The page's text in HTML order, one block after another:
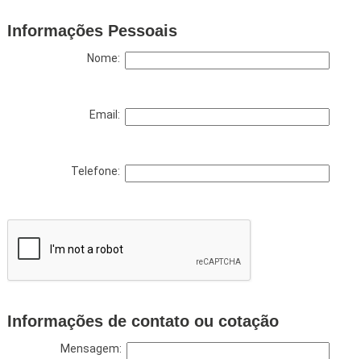
Informações Pessoais
Nome:
Email:
Telefone:
Informações de contato ou cotação
Mensagem: